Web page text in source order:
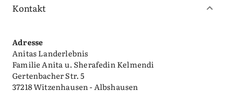
Kontakt
Adresse
Anitas Landerlebnis
Familie Anita u. Sherafedin Kelmendi
Gertenbacher Str. 5
37218 Witzenhausen - Albshausen